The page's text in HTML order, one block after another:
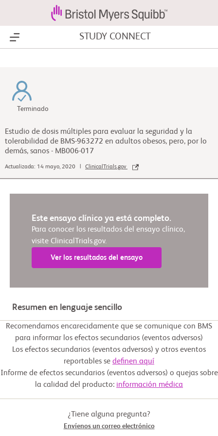
Show Menu STUDY CONNECT
Terminado
Estudio de dosis múltiples para evaluar la seguridad y la
tolerabilidad de BMS-963272 en adultos obesos, pero, por lo
demás, sanos - MB006-017
Actualizada: 14 mayo, 2020 | ClinicalTrials.gov
Este ensayo clínico ya está completo.
Para conocer los resultados del ensayo clínico,
visite ClinicalTrials.gov.
Ver los resultados del ensayo
Resumen en lenguaje sencillo
Recomendamos encarecidamente que se comunique con BMS
para informar los efectos secundarios (eventos adversos)
Los efectos secundarios (eventos adversos) y otros eventos
reportables se definen aquí
Informe de efectos secundarios (eventos adversos) o quejas sobre
la calidad del producto: información médica
¿Tiene alguna pregunta?
Envíenos un correo electrónico